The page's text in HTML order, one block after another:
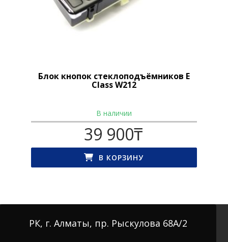
Блок кнопок стеклоподъёмников E
Class W212
В наличии
39 900₸
В КОРЗИНУ
РК, г. Алматы, пр. Рыскулова 68А/2